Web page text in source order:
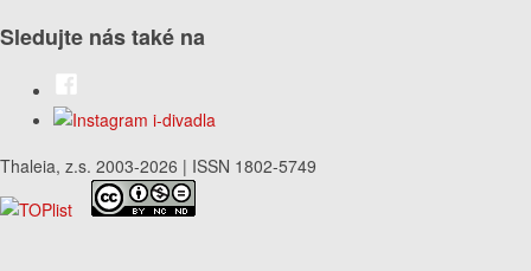
Sledujte nás také na
Thaleia, z.s. 2003-2026 | ISSN 1802-5749